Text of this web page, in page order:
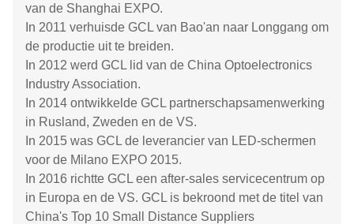
van de Shanghai EXPO.
In 2011 verhuisde GCL van Bao'an naar Longgang om
de productie uit te breiden.
In 2012 werd GCL lid van de China Optoelectronics
Industry Association.
In 2014 ontwikkelde GCL partnerschapsamenwerking
in Rusland, Zweden en de VS.
In 2015 was GCL de leverancier van LED-schermen
voor de Milano EXPO 2015.
In 2016 richtte GCL een after-sales servicecentrum op
in Europa en de VS. GCL is bekroond met de titel van
China's Top 10 Small Distance Suppliers